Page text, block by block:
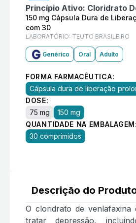
Princípio Ativo: Cloridrato
150 mg Cápsula Dura de
com 30
LABORATÓRIO: TEUTO BRASILEIRO
Genérico Oral Adulto
FORMA FARMACÊUTICA:
Cápsula dura de liberação
DOSE:
75 mg
150 mg
QUANTIDADE NA EMBALAGEM:
30 comprimidos
Descrição do
O cloridrato de venlafaxina
tratar depressão,